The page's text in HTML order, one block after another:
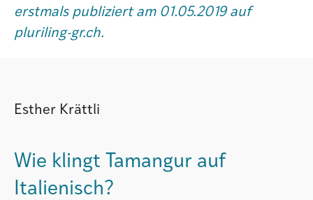
Personen
Institut
Verein
erstmals publiziert am 01.05.2019 auf
pluriling-gr.ch.
Esther Krättli
Wie klingt Tamangur auf
Italienisch?